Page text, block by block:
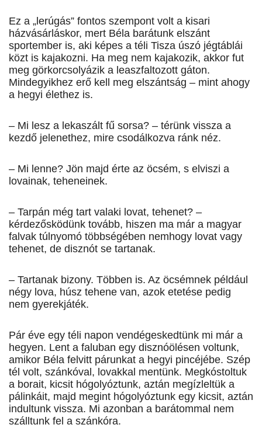
Ez a „lerúgás” fontos szempont volt a kisari
házvásárláskor, mert Béla barátunk elszánt
sportember is, aki képes a téli Tisza úszó jégtáblái
közt is kajakozni. Ha meg nem kajakozik, akkor fut
meg görkorcsolyázik a leaszfaltozott gáton.
Mindegyikhez erő kell meg elszántság – mint ahogy
a hegyi élethez is.
– Mi lesz a lekaszált fű sorsa? – térünk vissza a
kezdő jelenethez, mire csodálkozva ránk néz.
– Mi lenne? Jön majd érte az öcsém, s elviszi a
lovainak, teheneinek.
– Tarpán még tart valaki lovat, tehenet? –
kérdezősködünk tovább, hiszen ma már a magyar
falvak túlnyomó többségében nemhogy lovat vagy
tehenet, de disznót se tartanak.
– Tartanak bizony. Többen is. Az öcsémnek például
négy lova, húsz tehene van, azok etetése pedig
nem gyerekjáték.
Pár éve egy téli napon vendégeskedtünk mi már a
hegyen. Lent a faluban egy disznóölésen voltunk,
amikor Béla felvitt párunkat a hegyi pincéjébe. Szép
tél volt, szánkóval, lovakkal mentünk. Megkóstoltuk
a borait, kicsit hógolyóztunk, aztán megízleltük a
pálinkáit, majd megint hógolyóztunk egy kicsit, aztán
indultunk vissza. Mi azonban a barátommal nem
szálltunk fel a szánkóra.